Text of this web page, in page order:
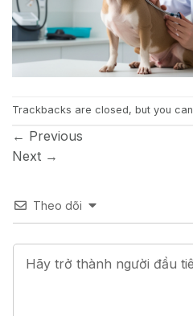
Trackbacks are closed, but you can
← Previous
Next →
Theo dõi